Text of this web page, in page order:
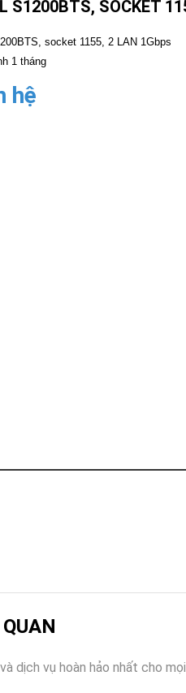
S1200BTS, SOCKET
socket 1155, 2 LAN 1Gbps
1 tháng
hệ
dịch vụ hoàn hảo nhất cho